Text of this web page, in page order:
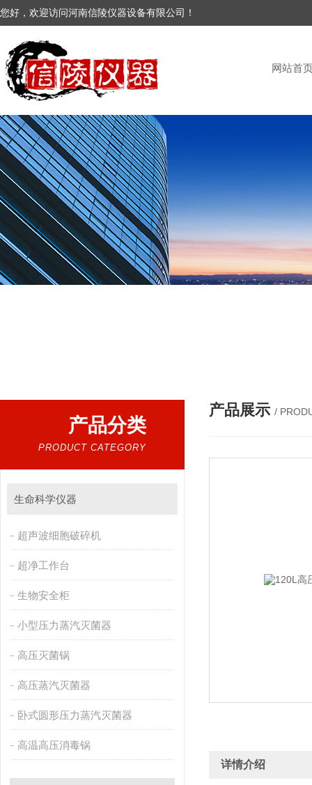
您好，欢迎访问河南信陵仪器设备有限公司！
网站首
产品分类
PRODUCT CATEGORY
生命科学仪器
超声波细胞破碎机
超净工作台
生物安全柜
小型压力蒸汽灭菌器
高压灭菌锅
高压蒸汽灭菌器
卧式圆形压力蒸汽灭菌器
高温高压消毒锅
产品展示 /
详情介绍